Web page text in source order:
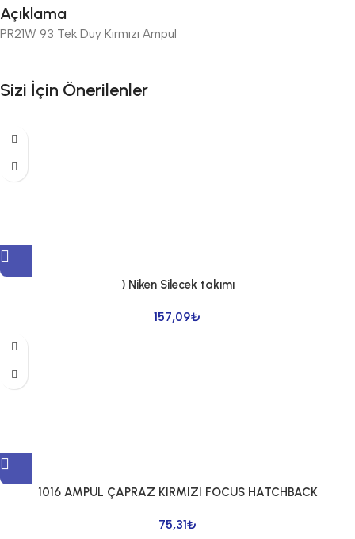
Açıklama
PR21W 93 Tek Duy Kırmızı Ampul
Sizi İçin Önerilenler
) Niken Silecek takımı
157,09₺
1016 AMPUL ÇAPRAZ KIRMIZI FOCUS HATCHBACK
75,31₺